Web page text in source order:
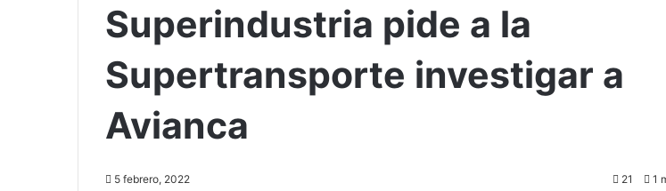
Superindustria pide a la
Supertransporte investigar a
Avianca
5 febrero, 2022 21 1